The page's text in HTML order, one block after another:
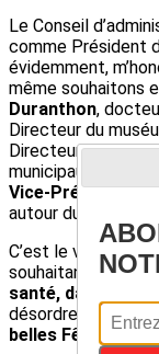
Le Conseil
comme Président
évidemment,
même souhaitons
Duranthon,
Directeur du
Directeur de
municipaux
Vice-Président
autour du nouveau
C’est le vœu que
souhaitant
santé, dans la
désordre du
belles Fêtes de